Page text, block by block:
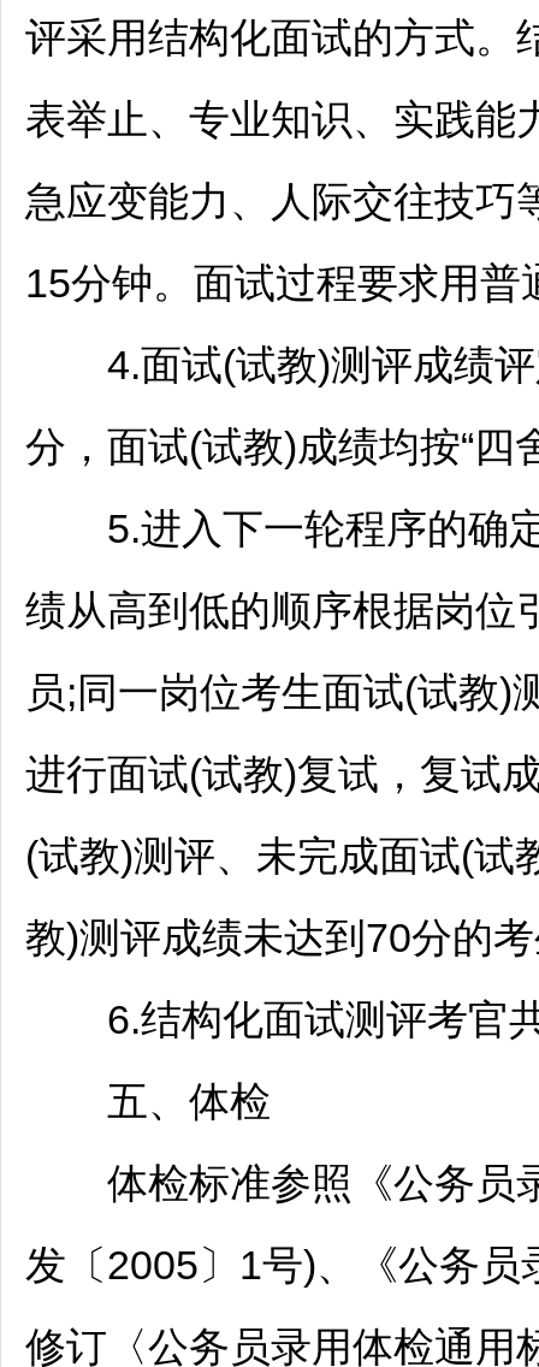
评采用结构化面试的方式。
表举止、专业知识、实践能
急应变能力、人际交往技巧
15分钟。面试过程要求用普
4.面试(试教)测评成绩评
分，面试(试教)成绩均按“四
5.进入下一轮程序的确定
绩从高到低的顺序根据岗位
员;同一岗位考生面试(试教)
进行面试(试教)复试，复试
(试教)测评、未完成面试(试
教)测评成绩未达到70分的
6.结构化面试测评考官共
五、体检
体检标准参照《公务员
发〔2005〕1号)、《公务员
修订〈公务员录用体检通用